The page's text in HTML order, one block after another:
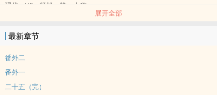
现代 - HE - 轻松 - 第一人称
张翔 X 李予吉
谢承宇 X 李予祥
林程会在封面写上这是哪一年的日记本，因此就算日记本还有剩余的
空白页面，每到新的一年，林程还是会换新的一本日记本。
展开全部
最新章节
番外二
番外一
二十五（完）